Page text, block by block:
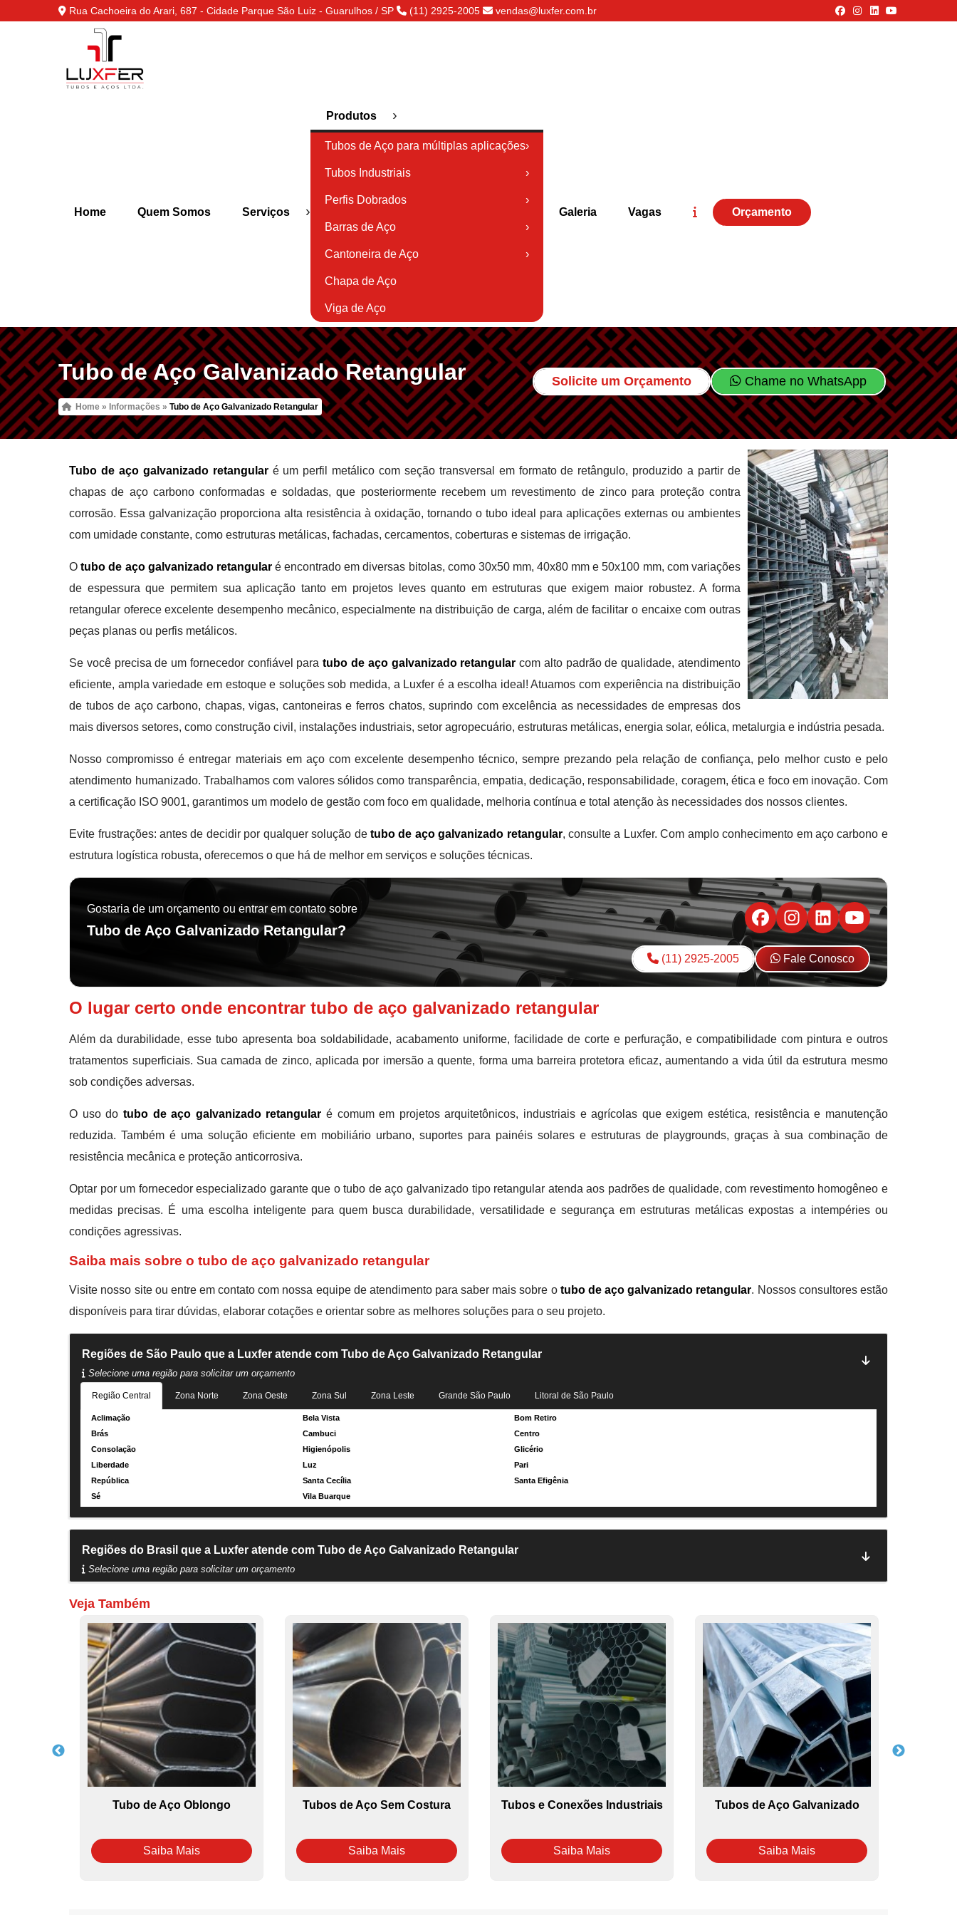
Rua Cachoeira do Arari, 687 - Cidade Parque São Luiz - Guarulhos / SP (11) 2925-2005 vendas@luxfer.com.br
Home Quem Somos Serviços ›
Produtos ›
Tubos de Aço para múltiplas aplicações›
Tubos Industriais ›
Perfis Dobrados ›
Barras de Aço ›
Cantoneira de Aço ›
Chapa de Aço
Viga de Aço
Galeria Vagas Orçamento
Tubo de Aço Galvanizado Retangular
Home »Informações »Tubo de Aço Galvanizado Retangular
Solicite um Orçamento Chame no WhatsApp
Tubo de aço galvanizado retangularé um perfil metálico com seção transversal em formato de retângulo, produzido a partir de
chapas de aço carbono conformadas e soldadas, que posteriormente recebem um revestimento de zinco para proteção contra
corrosão. Essa galvanização proporciona alta resistência à oxidação, tornando o tubo ideal para aplicações externas ou ambientes
com umidade constante, como estruturas metálicas, fachadas, cercamentos, coberturas e sistemas de irrigação.
Otubo de aço galvanizado retangularé encontrado em diversas bitolas, como 30x50 mm, 40x80 mm e 50x100 mm, com variações
de espessura que permitem sua aplicação tanto em projetos leves quanto em estruturas que exigem maior robustez. A forma
retangular oferece excelente desempenho mecânico, especialmente na distribuição de carga, além de facilitar o encaixe com outras
peças planas ou perfis metálicos.
Se você precisa de um fornecedor confiável paratubo de aço galvanizado retangularcom alto padrão de qualidade, atendimento
eficiente, ampla variedade em estoque e soluções sob medida, a Luxfer é a escolha ideal! Atuamos com experiência na distribuição
de tubos de aço carbono, chapas, vigas, cantoneiras e ferros chatos, suprindo com excelência as necessidades de empresas dos
mais diversos setores, como construção civil, instalações industriais, setor agropecuário, estruturas metálicas, energia solar, eólica, metalurgia e indústria pesada.
Nosso compromisso é entregar materiais em aço com excelente desempenho técnico, sempre prezando pela relação de confiança, pelo melhor custo e pelo
atendimento humanizado. Trabalhamos com valores sólidos como transparência, empatia, dedicação, responsabilidade, coragem, ética e foco em inovação. Com
a certificação ISO 9001, garantimos um modelo de gestão com foco em qualidade, melhoria contínua e total atenção às necessidades dos nossos clientes.
Evite frustrações: antes de decidir por qualquer solução de tubo de aço galvanizado retangular, consulte a Luxfer. Com amplo conhecimento em aço carbono e
estrutura logística robusta, oferecemos o que há de melhor em serviços e soluções técnicas.
Gostaria de um orçamento ou entrar em contato sobre
Tubo de Aço Galvanizado Retangular?
(11) 2925-2005 Fale Conosco
O lugar certo onde encontrar tubo de aço galvanizado retangular
Além da durabilidade, esse tubo apresenta boa soldabilidade, acabamento uniforme, facilidade de corte e perfuração, e compatibilidade com pintura e outros
tratamentos superficiais. Sua camada de zinco, aplicada por imersão a quente, forma uma barreira protetora eficaz, aumentando a vida útil da estrutura mesmo
sob condições adversas.
O uso dotubo de aço galvanizado retangular é comum em projetos arquitetônicos, industriais e agrícolas que exigem estética, resistência e manutenção
reduzida. Também é uma solução eficiente em mobiliário urbano, suportes para painéis solares e estruturas de playgrounds, graças à sua combinação de
resistência mecânica e proteção anticorrosiva.
Optar por um fornecedor especializado garante que o tubo de aço galvanizado tipo retangular atenda aos padrões de qualidade, com revestimento homogêneo e
medidas precisas. É uma escolha inteligente para quem busca durabilidade, versatilidade e segurança em estruturas metálicas expostas a intempéries ou
condições agressivas.
Saiba mais sobre o tubo de aço galvanizado retangular
Visite nosso site ou entre em contato com nossa equipe de atendimento para saber mais sobre o tubo de aço galvanizado retangular. Nossos consultores estão
disponíveis para tirar dúvidas, elaborar cotações e orientar sobre as melhores soluções para o seu projeto.
Regiões de São Paulo que a Luxfer atende com Tubo de Aço Galvanizado Retangular
Selecione uma região para solicitar um orçamento
Região Central Zona Norte Zona Oeste Zona Sul Zona Leste Grande São Paulo Litoral de São Paulo
Aclimação Bela Vista
Bom Retiro
Brás
Cambuci
Centro
Consolação
Higienópolis
Glicério
Liberdade
Luz
Pari
República
Santa Cecília
Santa Efigênia
Sé
Vila Buarque
Regiões do Brasil que a Luxfer atende com Tubo de Aço Galvanizado Retangular
Selecione uma região para solicitar um orçamento
Veja Também
Tubo de Aço Oblongo
Saiba Mais
Tubos de Aço Sem Costura
Saiba Mais
Tubos e Conexões Industriais
Saiba Mais
Tubos de Aço Galvanizado
Saiba Mais